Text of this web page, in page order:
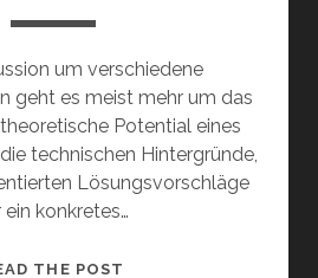
um verschiedene
geht es meist mehr um das
Potential eines
technischen Hintergründe,
Lösungsvorschläge
ein konkretes…
THE POST